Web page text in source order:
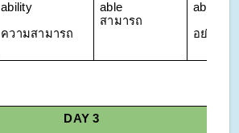
ability
ความสามารถ
able
สามารถ
ably
อย่างสา
DAY 3